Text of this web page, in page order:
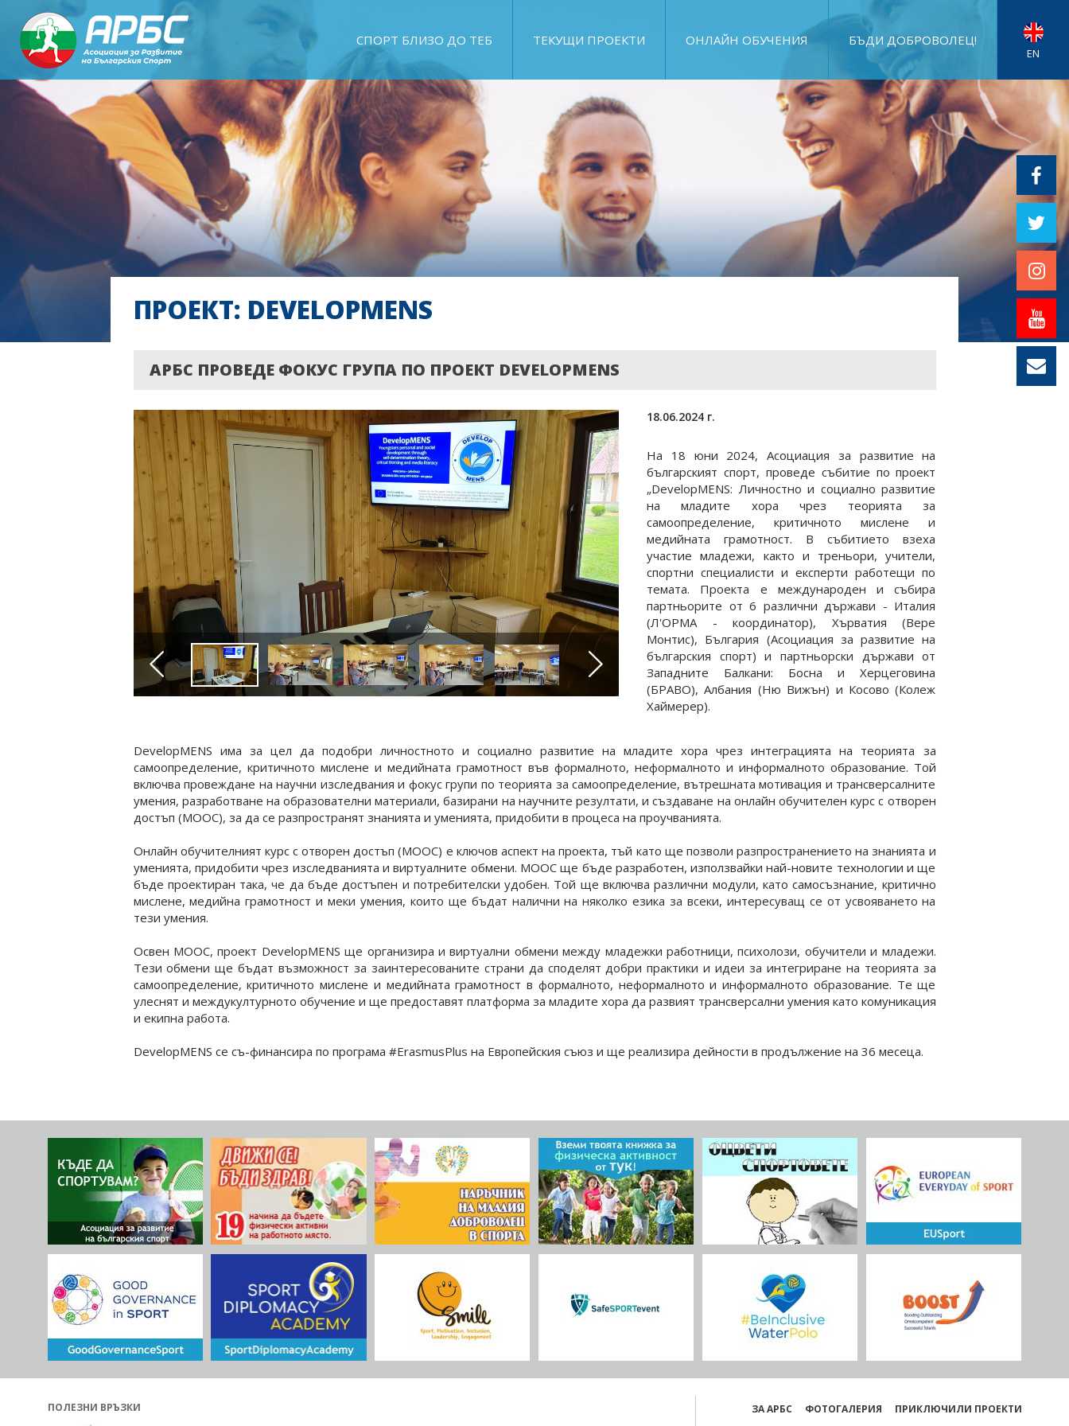
СПОРТ БЛИЗО ДО ТЕБ ТЕКУЩИ ПРОЕКТИ ОНЛАЙН ОБУЧЕНИЯ БЪДИ ДОБРОВОЛЕЦ!
EN
ПРОЕКТ: DEVELOPMENS
АРБС ПРОВЕДЕ ФОКУС ГРУПА ПО ПРОЕКТ DEVELOPMENS
18.06.2024 г.
На 18 юни 2024, Асоциация за развитие на
българският спорт, проведе събитие по проект
„DevelopMENS: Личностно и социално развитие
на младите хора чрез теорията за
самоопределение, критичното мислене и
медийната грамотност. В събитието взеха
участие младежи, както и треньори, учители,
спортни специалисти и експерти работещи по
темата. Проекта е международен и събира
партньорите от 6 различни държави - Италия
(Л'ОРМА - координатор), Хърватия (Вере
Монтис), България (Асоциация за развитие на
българския спорт) и партньорски държави от
Западните Балкани: Босна и Херцеговина
(БРАВО), Албания (Ню Вижън) и Косово (Колеж
Хаймерер).
DevelopMENS има за цел да подобри личностното и социално развитие на младите хора чрез интеграцията на теорията за
самоопределение, критичното мислене и медийната грамотност във формалното, неформалното и информалното образование. Той
включва провеждане на научни изследвания и фокус групи по теорията за самоопределение, вътрешната мотивация и трансверсалните
умения, разработване на образователни материали, базирани на научните резултати, и създаване на онлайн обучителен курс с отворен
достъп (MOOC), за да се разпространят знанията и уменията, придобити в процеса на проучванията.
Онлайн обучителният курс с отворен достъп (MOOC) е ключов аспект на проекта, тъй като ще позволи разпространението на знанията и
уменията, придобити чрез изследванията и виртуалните обмени. MOOC ще бъде разработен, използвайки най-новите технологии и ще
бъде проектиран така, че да бъде достъпен и потребителски удобен. Той ще включва различни модули, като самосъзнание, критично
мислене, медийна грамотност и меки умения, които ще бъдат налични на няколко езика за всеки, интересуващ се от усвояването на
тези умения.
Освен MOOC, проект DevelopMENS ще организира и виртуални обмени между младежки работници, психолози, обучители и младежи.
Тези обмени ще бъдат възможност за заинтересованите страни да споделят добри практики и идеи за интегриране на теорията за
самоопределение, критичното мислене и медийната грамотност в формалното, неформалното и информалното образование. Те ще
улеснят и междукултурното обучение и ще предоставят платформа за младите хора да развият трансверсални умения като комуникация
и екипна работа.
DevelopMENS се съ-финансира по програма #ErasmusPlus на Европейския съюз и ще реализира дейности в продължение на 36 месеца.
ПОЛЕЗНИ ВРЪЗКИ ЗА АРБС ФОТОГАЛЕРИЯ ПРИКЛЮЧИЛИ ПРОЕКТИ